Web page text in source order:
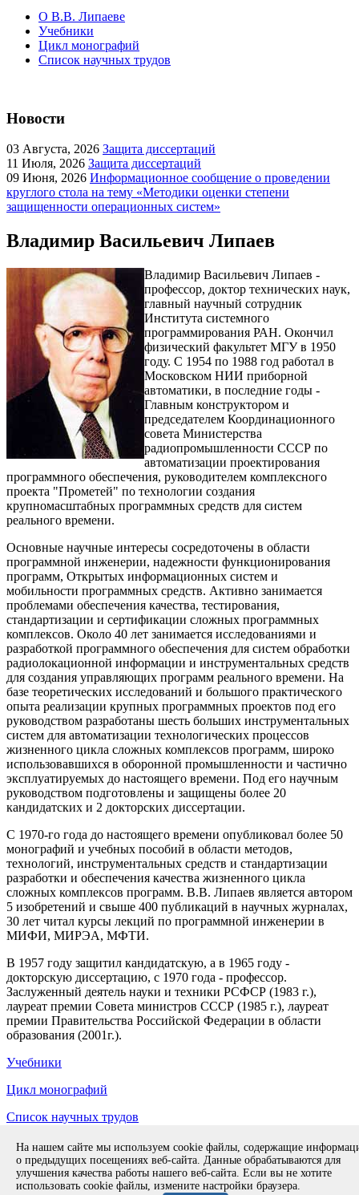
О В.В. Липаеве
Учебники
Цикл монографий
Список научных трудов
Новости
03 Августа, 2026 Защита диссертаций
11 Июля, 2026 Защита диссертаций
09 Июня, 2026 Информационное сообщение о проведении
круглого стола на тему «Методики оценки степени
защищенности операционных систем»
Владимир Васильевич Липаев
Владимир Васильевич Липаев -
профессор, доктор технических наук,
главный научный сотрудник
Института системного
программирования РАН. Окончил
физический факультет МГУ в 1950
году. С 1954 по 1988 год работал в
Московском НИИ приборной
автоматики, в последние годы -
Главным конструктором и
председателем Координационного
совета Министерства
радиопромышленности СССР по
автоматизации проектирования
программного обеспечения, руководителем комплексного
проекта "Прометей" по технологии создания
крупномасштабных программных средств для систем
реального времени.
Основные научные интересы сосредоточены в области
программной инженерии, надежности функционирования
программ, Открытых информационных систем и
мобильности программных средств. Активно занимается
проблемами обеспечения качества, тестирования,
стандартизации и сертификации сложных программных
комплексов. Около 40 лет занимается исследованиями и
разработкой программного обеспечения для систем обработки
радиолокационной информации и инструментальных средств
для создания управляющих программ реального времени. На
базе теоретических исследований и большого практического
опыта реализации крупных программных проектов под его
руководством разработаны шесть больших инструментальных
систем для автоматизации технологических процессов
жизненного цикла сложных комплексов программ, широко
использовавшихся в оборонной промышленности и частично
эксплуатируемых до настоящего времени. Под его научным
руководством подготовлены и защищены более 20
кандидатских и 2 докторских диссертации.
С 1970-го года до настоящего времени опубликовал более 50
монографий и учебных пособий в области методов,
технологий, инструментальных средств и стандартизации
разработки и обеспечения качества жизненного цикла
сложных комплексов программ. В.В. Липаев является автором
5 изобретений и свыше 400 публикаций в научных журналах,
30 лет читал курсы лекций по программной инженерии в
МИФИ, МИРЭА, МФТИ.
В 1957 году защитил кандидатскую, а в 1965 году -
докторскую диссертацию, с 1970 года - профессор.
Заслуженный деятель науки и техники РСФСР (1983 г.),
лауреат премии Совета министров СССР (1985 г.), лауреат
премии Правительства Российской Федерации в области
образования (2001г.).
Учебники
Цикл монографий
Список научных трудов
Copyright © 1994-2026 ИСП РАН. 109004, г. Москва, ул. А.
Солженицына, дом 25.Противодействие коррупции.
Разработка безопасного программного обеспечения (РБПО)
Продолжая использовать наш сайт, вы даете согласие на
На нашем сайте мы используем cookie файлы, содержащие
о предыдущих посещениях веб-сайта. Данные обрабатываются для
улучшения качества работы нашего веб-сайта. Если вы не хотите
использовать cookie файлы, измените настройки браузера.